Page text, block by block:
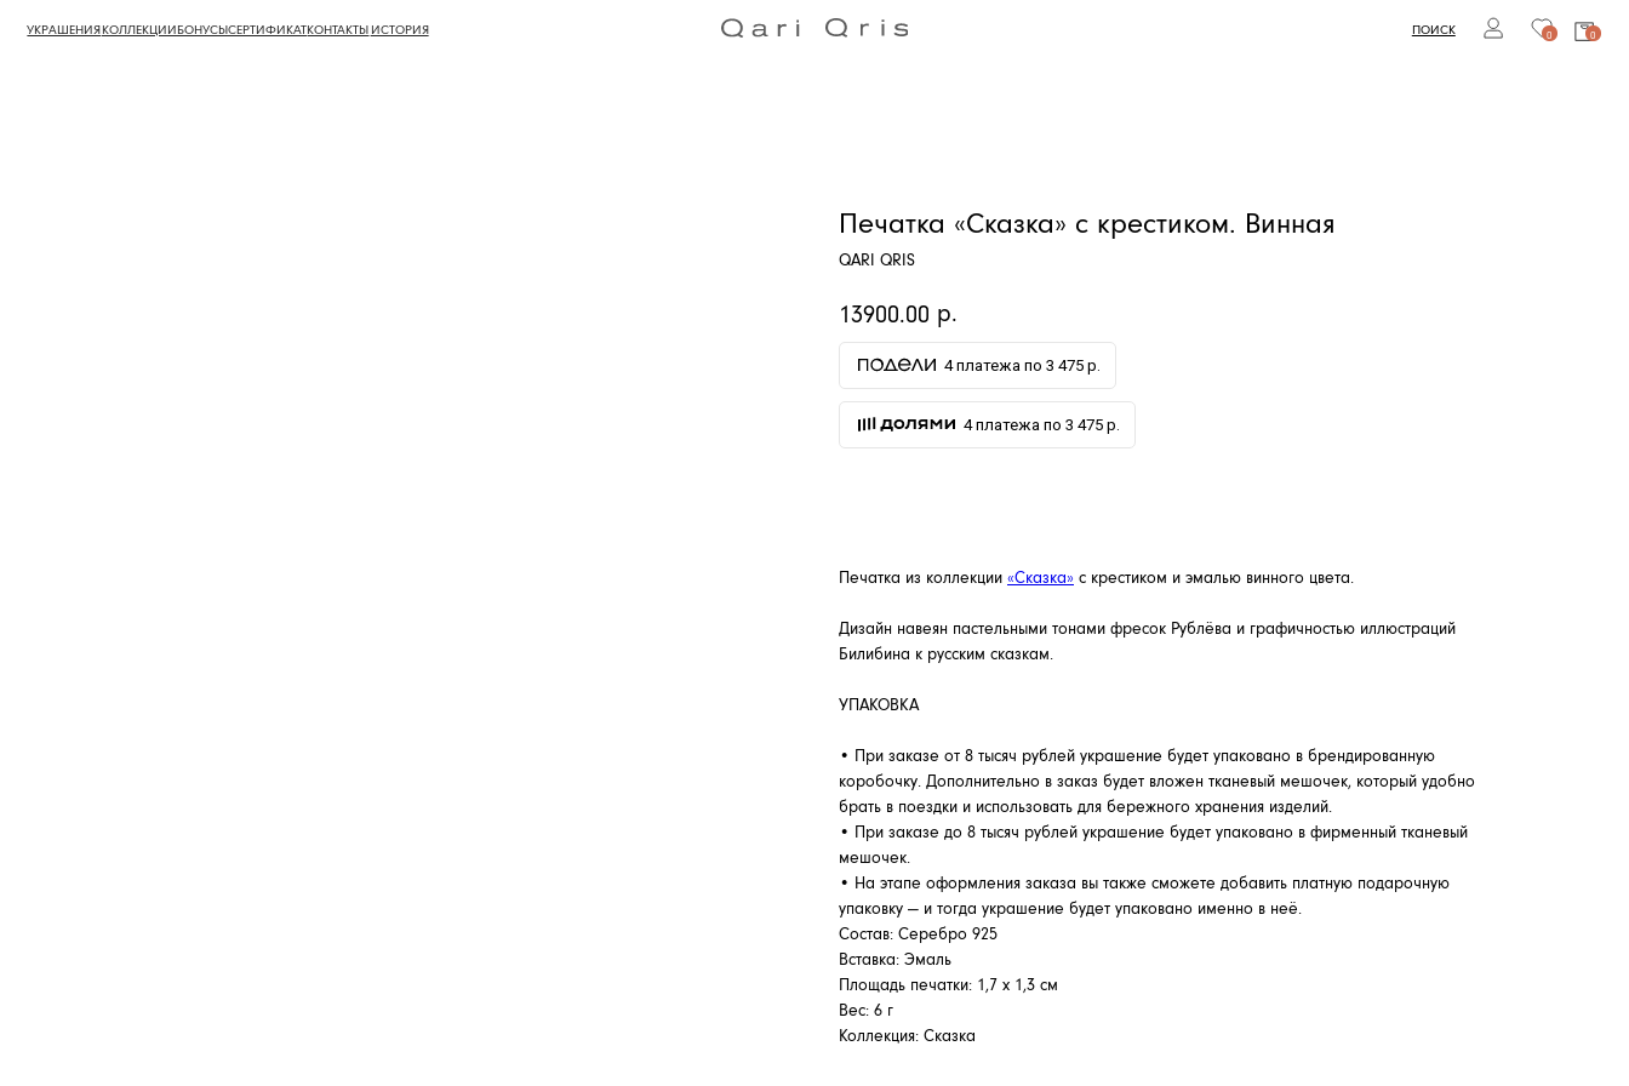
УКРАШЕНИЯКОЛЛЕКЦИИБОНУСЫСЕРТИФИКАТКОНТАКТЫ ИСТОРИЯ 0
Печатка «Сказка» с крестиком. Винная
QARI QRIS
13900.00 р.
4 платежа по 3 475 р.
4 платежа по 3 475 р.
Печатка из коллекции «Сказка» с крестиком и эмалью винного цвета.
Дизайн навеян пастельными тонами фресок Рублёва и графичностью иллюстраций
Билибина к русским сказкам.
УПАКОВКА
• При заказе от 8 тысяч рублей украшение будет упаковано в брендированную
коробочку. Дополнительно в заказ будет вложен тканевый мешочек, который удобно
брать в поездки и использовать для бережного хранения изделий.
• При заказе до 8 тысяч рублей украшение будет упаковано в фирменный тканевый
мешочек.
• На этапе оформления заказа вы также сможете добавить платную подарочную
упаковку — и тогда украшение будет упаковано именно в неё.
Состав: Серебро 925
Вставка: Эмаль
Площадь печатки: 1,7 х 1,3 см
Вес: 6 г
Коллекция: Сказка